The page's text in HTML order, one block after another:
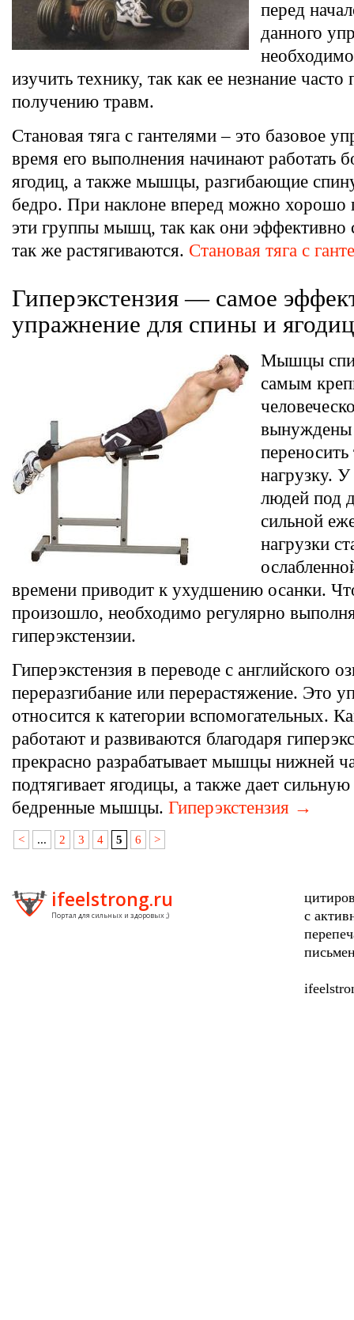
перед
данного
изучить технику, так как ее незнание часто
получению травм.
Становая тяга с гантелями – это базовое
время его выполнения начинают
ягодиц, а также мышцы, разгибающие
бедро. При наклоне вперед можно хорошо
эти группы мышц, так как они эффективно
так же растягиваются. Становая тяга с
Гиперэкстензия — самое
упражнение для спины и ягодиц
Мышцы
самым
вынуждены
нагрузку.
людей под
сильной
нагрузки
времени приводит к ухудшению осанки.
произошло, необходимо регулярно
гиперэкстензии.
Гиперэкстензия в переводе с английского
переразгибание или перерастяжение. Это
относится к категории вспомогательных.
работают и развиваются благодаря
прекрасно разрабатывает мышцы нижней
подтягивает ягодицы, а также дает сильную
бедренные мышцы. Гиперэкстензия →
< ... 2 3 4 5 6 >
ifeelstrong.ru
Портал для сильных и здоровых ;)
с